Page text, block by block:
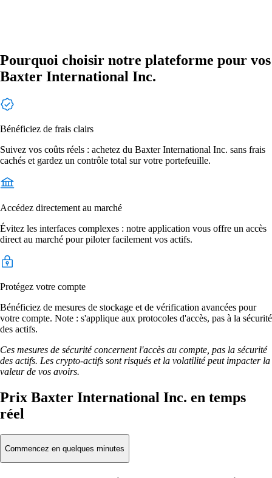
Pourquoi choisir notre plateforme pour vos
Baxter International Inc.
Bénéficiez de frais clairs
Suivez vos coûts réels : achetez du Baxter International Inc. sans frais
cachés et gardez un contrôle total sur votre portefeuille.
Accédez directement au marché
Évitez les interfaces complexes : notre application vous offre un accès
direct au marché pour piloter facilement vos actifs.
Protégez votre compte
Bénéficiez de mesures de stockage et de vérification avancées pour
votre compte. Note : s'applique aux protocoles d'accès, pas à la sécurité
des actifs.
Ces mesures de sécurité concernent l'accès au compte, pas la sécurité
des actifs. Les crypto-actifs sont risqués et la volatilité peut impacter la
valeur de vos avoirs.
Prix Baxter International Inc. en temps
réel
Commencez en quelques minutes